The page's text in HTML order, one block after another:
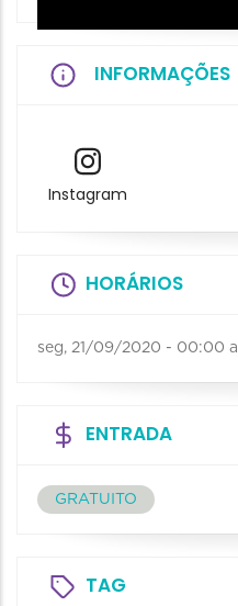
INFORMAÇÕES
Instagram
HORÁRIOS
seg, 21/09/2020 - 00:00 a
ENTRADA
GRATUITO
TAG